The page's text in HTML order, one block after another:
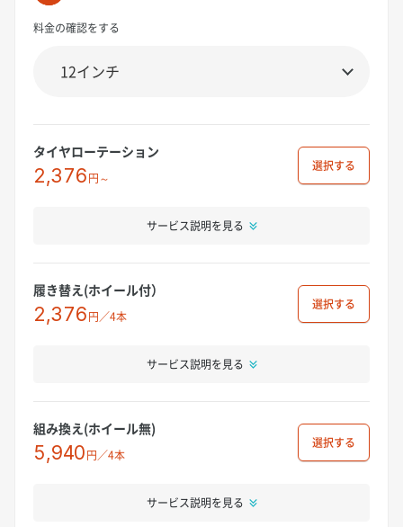
料金の確認をする
タイヤローテーション
2,376円～
選択
サービス説明を見る
履き替え(ホイール付）
2,376円／4本
選択
サービス説明を見る
組み換え(ホイール無)
5,940円／4本
選択
サービス説明を見る